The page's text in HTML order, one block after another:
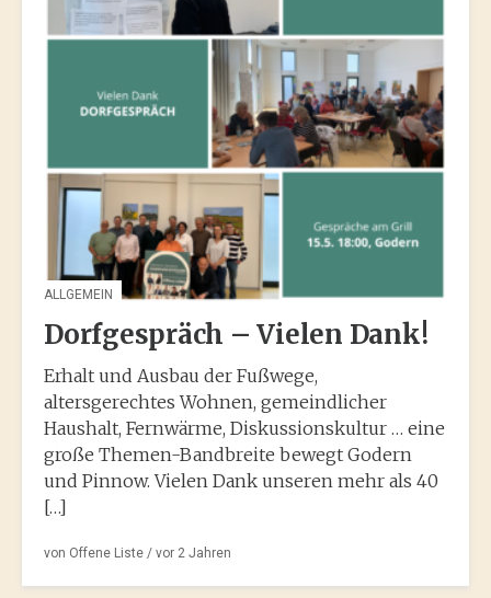
ALLGEMEIN
Dorfgespräch – Vielen Dank!
Erhalt und Ausbau der Fußwege,
altersgerechtes Wohnen, gemeindlicher
Haushalt, Fernwärme, Diskussionskultur … eine
große Themen-Bandbreite bewegt Godern
und Pinnow. Vielen Dank unseren mehr als 40
[…]
von Offene Liste / vor 2 Jahren